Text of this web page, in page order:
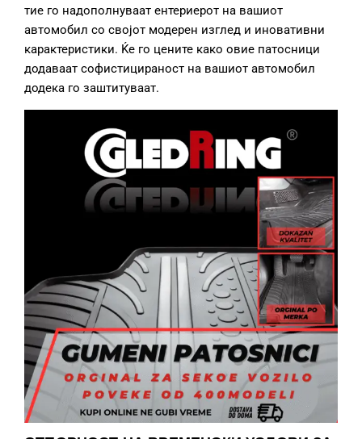
тие го надополнуваат ентериерот на вашиот
автомобил со својот модерен изглед и иновативни
карактеристики. Ќе го цените како овие патосници
додаваат софистицираност на вашиот автомобил
додека го заштитуваат.